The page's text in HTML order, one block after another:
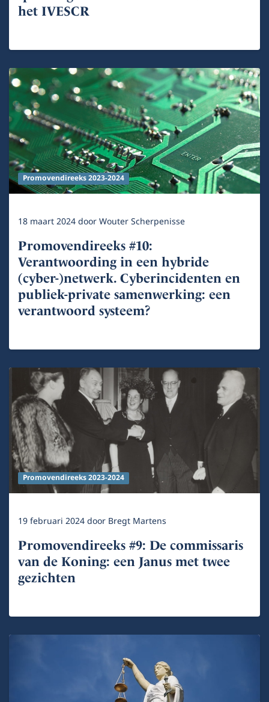
het IVESCR
Promovendireeks 2023-2024
18 maart 2024doorWouter Scherpenisse
Promovendireeks #10:
Verantwoording in een hybride
(cyber-)netwerk. Cyberincidenten en
publiek-private samenwerking: een
verantwoord systeem?
Promovendireeks 2023-2024
19 februari 2024door Bregt Martens
Promovendireeks #9: De commissaris
van de Koning: een Janus met twee
gezichten